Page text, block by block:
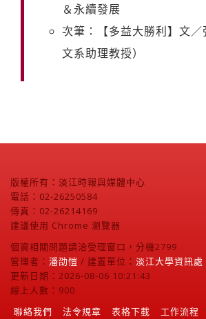
＆永續發展
次筆：【多益大勝利】文／
文系助理教授）
版權所有：淡江時報與媒體中心
電話：02-26250584
傳真：02-26214169
建議使用 Chrome 瀏覽器
個資相關問題請洽受理窗口，分機2799
管理者： 潘劭愷 / 建置單位： 淡江大學資訊處
更新日期：2026-08-06 10:21:43
線上人數：900
聯絡我們
法令規章 表格下載 工作流程